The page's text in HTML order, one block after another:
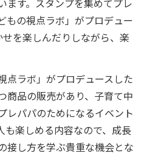
ます。スタンプを集めてプレ
もの視点ラボ」がプロデュー
を楽しんだりしながら、楽
点ラボ」がプロデュースした
商品の販売があり、子育て中
レパパのためになるイベント
も楽しめる内容なので、成長
接し方を学ぶ貴重な機会とな